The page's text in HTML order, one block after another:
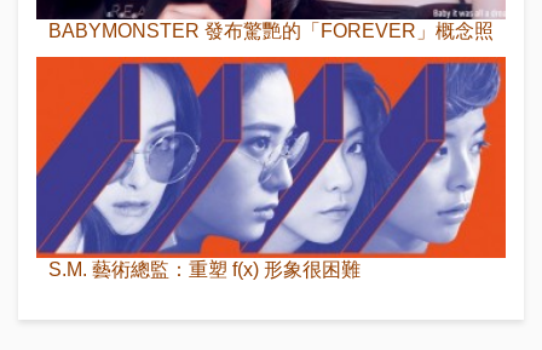
BABYMONSTER 發布驚艷的「FOREVER」概念照
S.M. 藝術總監：重塑 f(x) 形象很困難